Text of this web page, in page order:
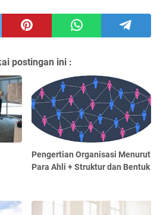
postingan ini :
Pengertian Organisasi Menurut
Para Ahli + Struktur dan Bentuk